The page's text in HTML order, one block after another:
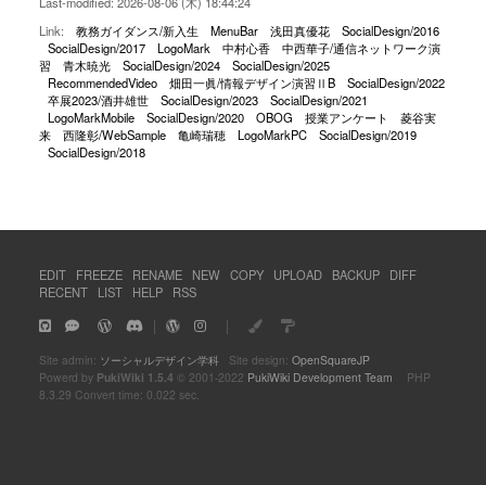
Link:
教務ガイダンス/新入生 MenuBar 浅田真優花
SocialDesign/2016
SocialDesign/2017
LogoMark 中村心香
中西華子/通信ネットワーク演
習
青木暁光 SocialDesign/2024
SocialDesign/2025
RecommendedVideo
畑田一眞/情報デザイン演習ⅡB
SocialDesign/2022
卒展2023/酒井雄世
SocialDesign/2023
SocialDesign/2021
LogoMarkMobile
SocialDesign/2020 OBOG 授業アンケート
菱谷実
来
西隆彰/WebSample 亀崎瑞穂 LogoMarkPC
SocialDesign/2019
SocialDesign/2018
EDIT FREEZE RENAME NEW COPY UPLOAD BACKUP
DIFF
RECENT
LIST HELP RSS
｜ ｜
Site admin: ソーシャルデザイン学科Site design: OpenSquareJP
Powerd by PukiWiki 1.5.4 © 2001-2022 PukiWiki Development Team PHP
8.3.29 Convert time: 0.022 sec.